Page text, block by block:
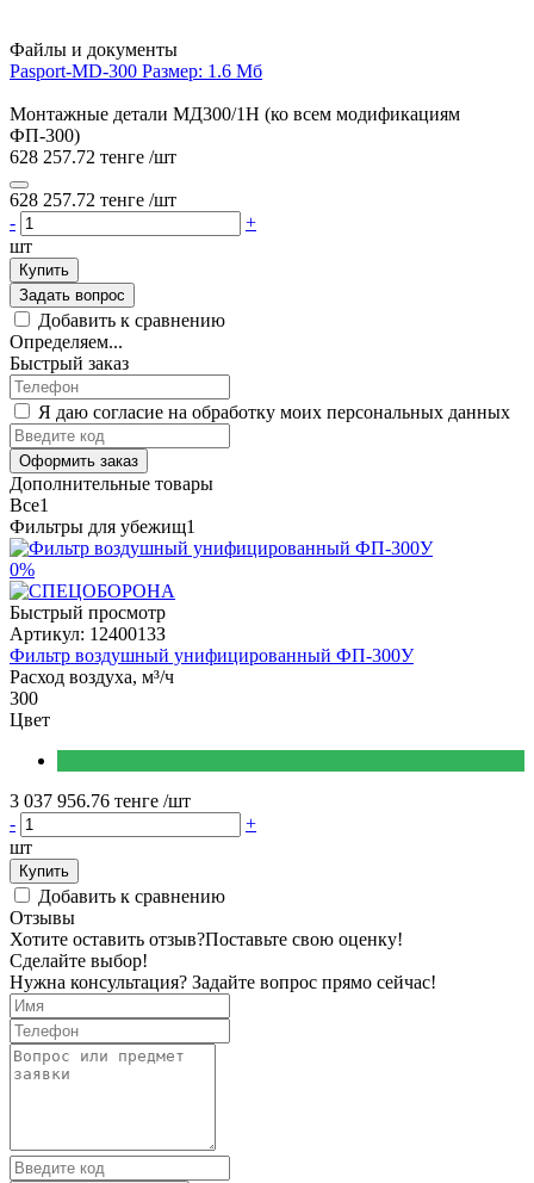
Файлы и документы
Pasport-MD-300 Размер: 1.6 Мб
Монтажные детали МД300/1Н (ко всем модификациям
ФП-300)
628 257.72 тенге /шт
628 257.72 тенге /шт
-
+
шт
Купить
Задать вопрос
Добавить к сравнению
Определяем...
Быстрый заказ
Я даю согласие на обработку моих персональных данных
Оформить заказ
Дополнительные товары
Все1
Фильтры для убежищ1
0%
Быстрый просмотр
Артикул: 1240013З
Фильтр воздушный унифицированный ФП-300У
Расход воздуха, м³/ч
300
Цвет
3 037 956.76 тенге /шт
-
+
шт
Купить
Добавить к сравнению
Отзывы
Хотите оставить отзыв?Поставьте свою оценку!
Сделайте выбор!
Нужна консультация? Задайте вопрос прямо сейчас!